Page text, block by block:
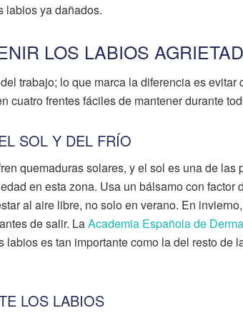
labios ya dañados.
LOS LABIOS
trabajo; lo que marca la diferencia es evitar
cuatro frentes fáciles de mantener durante
SOL Y DEL FRÍO
quemaduras solares, y el sol es una de las
en esta zona. Usa un bálsamo con factor
al aire libre, no solo en verano. En
de salir. LaAcademia Española de
labios es tan importante como la del resto de
LOS LABIOS